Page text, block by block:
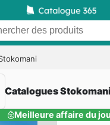
Catalogues Stokomani
Meilleure affaire du